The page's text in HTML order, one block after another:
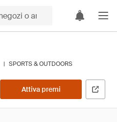
| SPORTS & OUTDOORS
Attiva premi